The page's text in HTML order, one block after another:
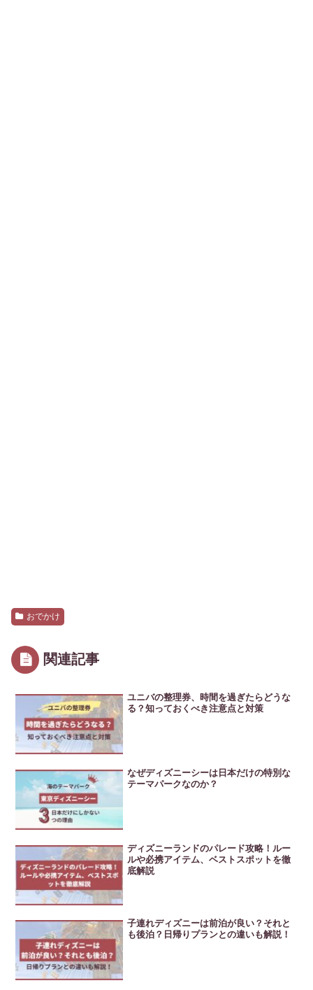
おでかけ
関連記事
ユニバの整理券、時間を過ぎたらどうな
る？知っておくべき注意点と対策
なぜディズニーシーは日本だけの特別な
テーマパークなのか？
ディズニーランドのパレード攻略！ルー
ルや必携アイテム、ベストスポットを徹
底解説
子連れディズニーは前泊が良い？それと
も後泊？日帰りプランとの違いも解説！